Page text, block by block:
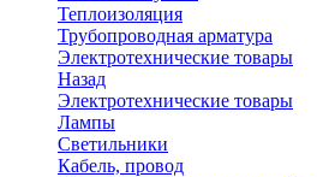
Теплоизоляция
Трубопроводная арматура
Электротехнические товары
Назад
Электротехнические товары
Лампы
Светильники
Кабель, провод